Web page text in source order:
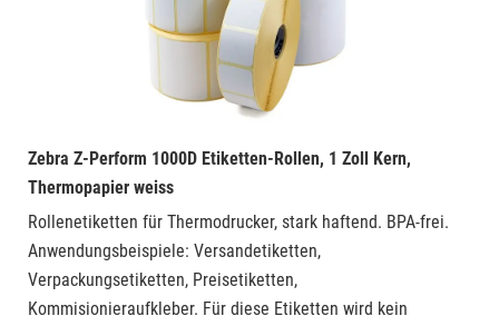
Zebra Z-Perform 1000D Etiketten-Rollen, 1 Zoll Kern,
Thermopapier weiss
Rollenetiketten für Thermodrucker, stark haftend. BPA-frei.
Anwendungsbeispiele: Versandetiketten,
Verpackungsetiketten, Preisetiketten,
Kommisionieraufkleber. Für diese Etiketten wird kein